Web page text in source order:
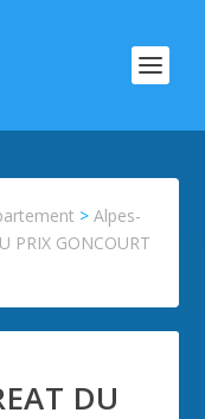
>Alpes-
PRIX GONCOURT
DU